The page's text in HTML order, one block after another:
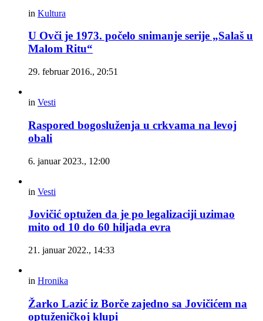
in Kultura
U Ovči je 1973. počelo snimanje serije „Salaš u
Malom Ritu“
29. februar 2016., 20:51
in Vesti
Raspored bogosluženja u crkvama na levoj
obali
6. januar 2023., 12:00
in Vesti
Jovičić optužen da je po legalizaciji uzimao
mito od 10 do 60 hiljada evra
21. januar 2022., 14:33
in Hronika
Žarko Lazić iz Borče zajedno sa Jovičićem na
optuženičkoj klupi